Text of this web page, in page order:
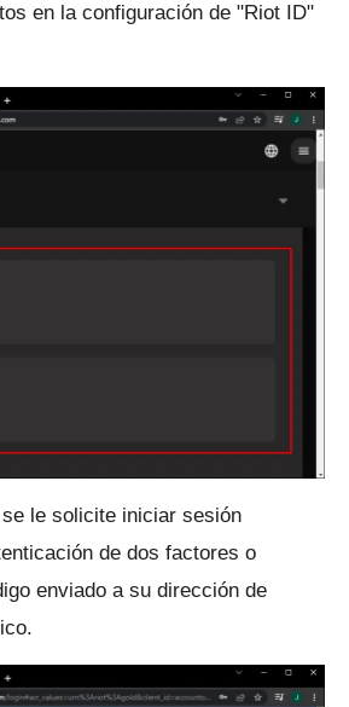
en la configuración de "Riot ID"
le solicite iniciar sesión
de dos factores o
enviado a su dirección de